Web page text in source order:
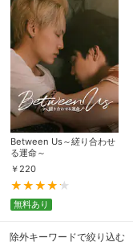
Between Us～縒り合わせ
る運命～
￥ 220
無料あり
除外キーワードで絞り込む